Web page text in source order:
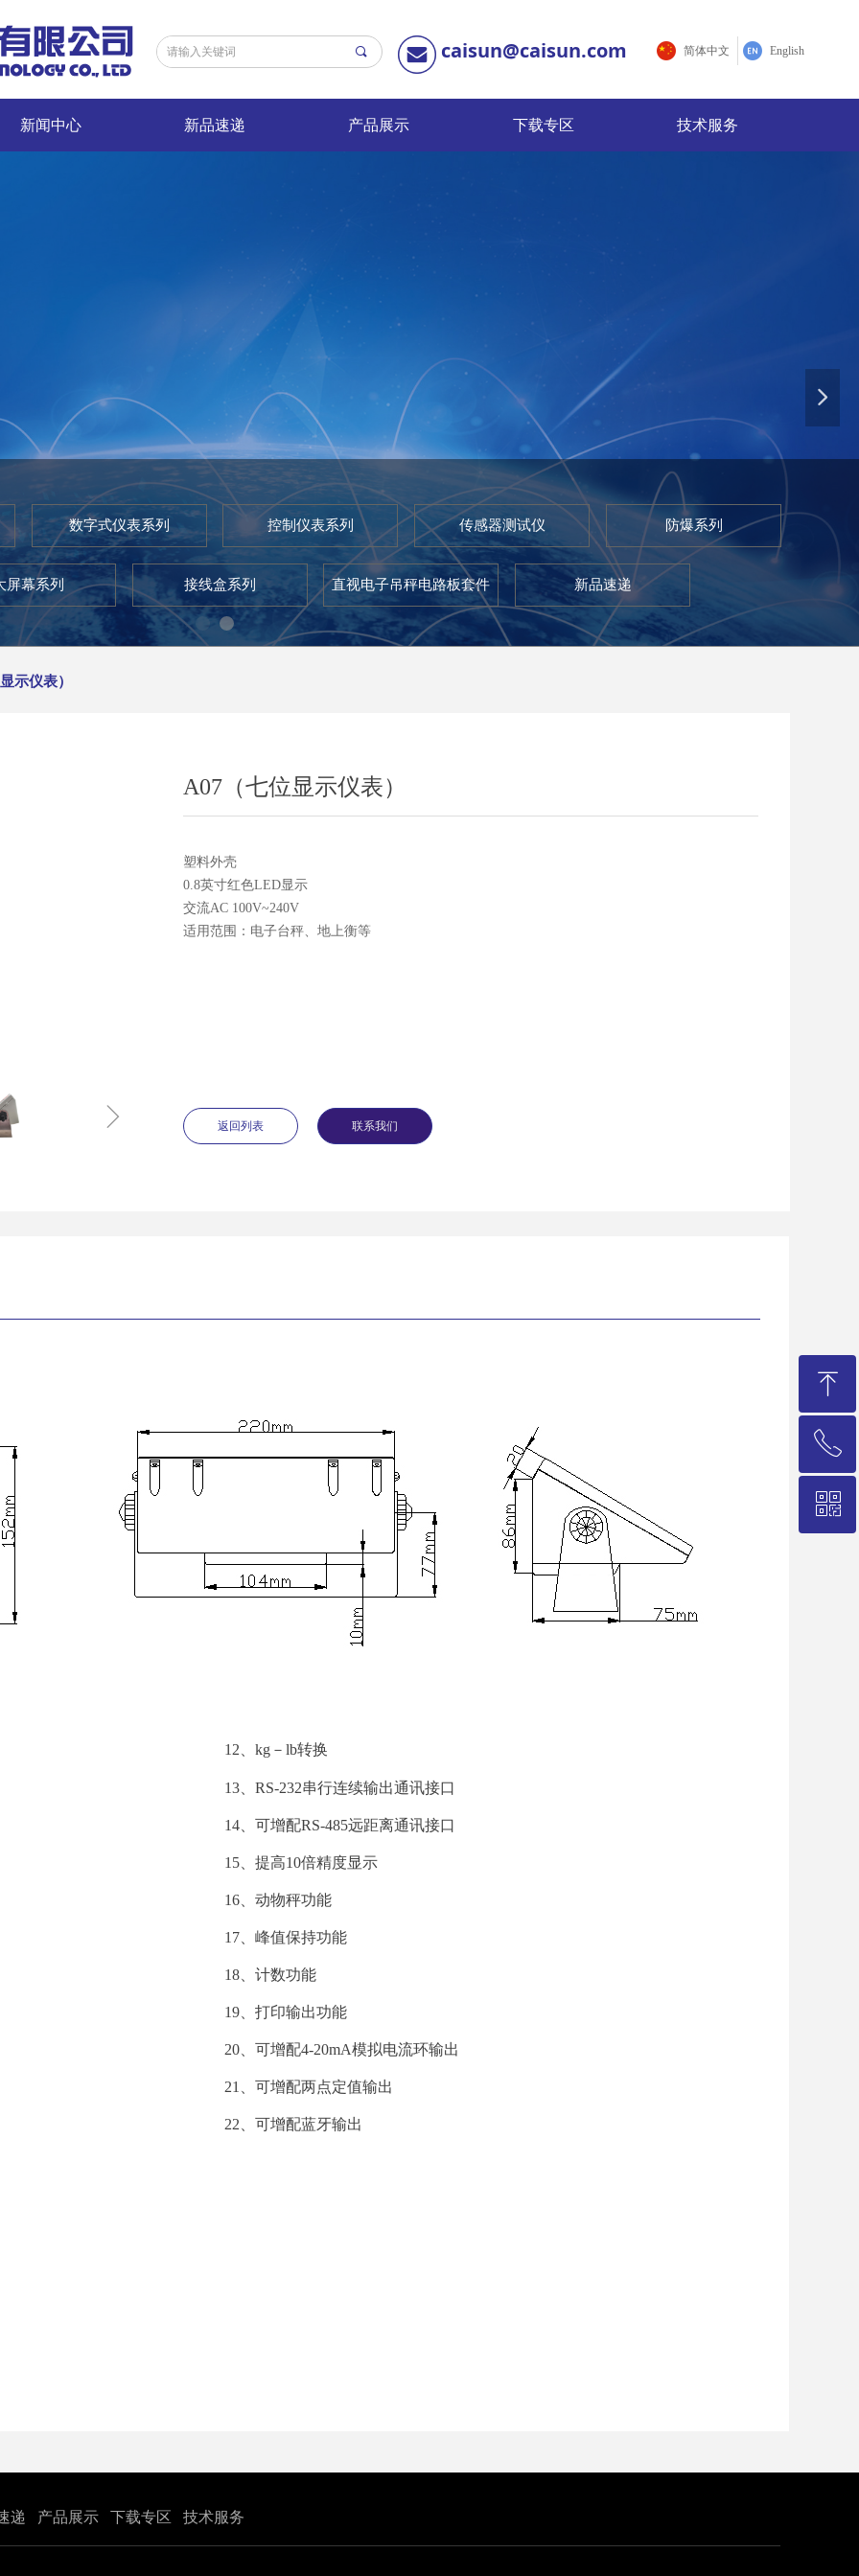
新闻中心 新品速递 产品展示 下载专区 技术服务
끠 caisun@caisun.com 简体中文 English
示仪表）
ꁇ
A07（七位显示仪表）
塑料外壳
0.8英寸红色LED显示
交流AC 100V~240V
适用范围：电子台秤、地上衡等
返回列表 联系我们
12、kg－lb转换
13、RS-232串行连续输出通讯接口
14、可增配RS-485远距离通讯接口
15、提高10倍精度显示
16、动物秤功能
17、峰值保持功能
18、计数功能
19、打印输出功能
20、可增配4-20mA模拟电流环输出
21、可增配两点定值输出
22、可增配蓝牙输出
数字式仪表系列 控制仪表系列 传感器测试仪 防爆系列
屏幕系列 接线盒系列 直视电子吊秤电路板套件 新品速递
提供全方位的优质넲
递 产品展示 下载专区 技术服务
ꁸ
回到顶部
ꂅ
021-58235786
ꀥ